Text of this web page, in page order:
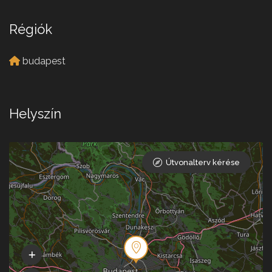
Régiók
budapest
Helyszín
Útvonalterv kérése